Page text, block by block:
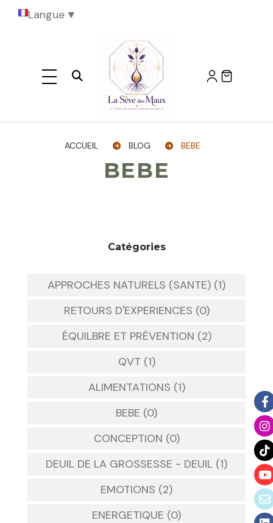
Ouvrir la recherche
ACCUEIL BLOG BEBE
BEBE
Catégories
APPROCHES NATURELS (SANTE) (1)
RETOURS D'EXPERIENCES (0)
ÉQUILBRE ET PRÉVENTION (2)
QVT (1)
ALIMENTATIONS (1)
BEBE (0)
CONCEPTION (0)
DEUIL DE LA GROSSESSE - DEUIL (1)
EMOTIONS (2)
ENERGETIQUE (0)
Langue ▼